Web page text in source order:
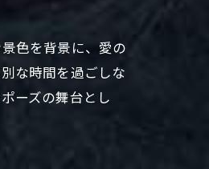
色を背景に、愛の
な時間を過ごしな
ーズの舞台とし